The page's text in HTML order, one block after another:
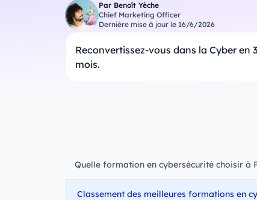
Par Benoît Yèche
Chief Marketing Officer
Dernière mise à jour le 16/6/2026
Reconvertissez-vous dans la Cyber en 3
mois.
Quelle formation en cybersécurité choisir à
Classement des meilleures formations en